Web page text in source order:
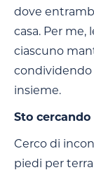
dove
casa. Per me,
ciascuno
condividendo
insieme.
Sto cercando
Cerco di
piedi per